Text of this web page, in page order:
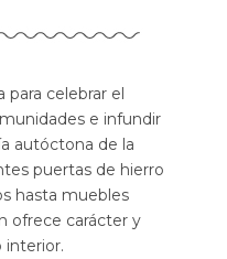
para celebrar el
e infundir
autóctona de la
puertas de hierro
hasta muebles
ofrece carácter y
interior.